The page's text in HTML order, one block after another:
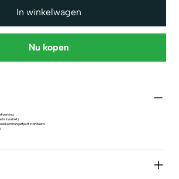
In winkelwagen
Nu kopen
kwaliteit).
een hangertje of standaard.